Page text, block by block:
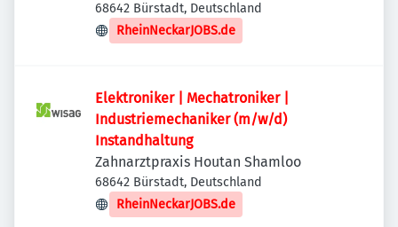
68642 Bürstadt, Deutschland
RheinNeckarJOBS.de
Elektroniker | Mechatroniker |
Industriemechaniker (m/w/d)
Instandhaltung
Zahnarztpraxis Houtan Shamloo
68642 Bürstadt, Deutschland
RheinNeckarJOBS.de